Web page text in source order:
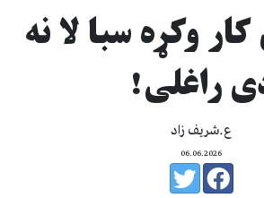
وکړه سبا لا نه
راغلی!
ع.شریف زاد
06.06.2026